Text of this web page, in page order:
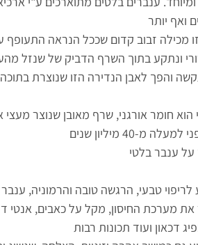
מכילה זבוב קדום שככל הנראה התעופף
ונתקע בתוך השרף הדביק של שנזל
חומר אורגני, שרף מאובן שנוצר מעצי
מערכת החיסון, מקל על כאבים, אנטי